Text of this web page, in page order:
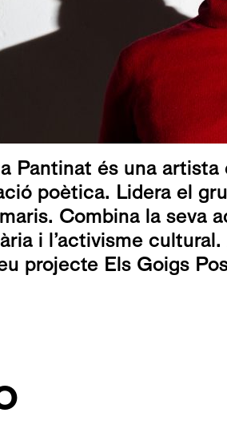
Pantinat és una
poètica. Lidera el
Combina la seva
i l’activisme
projecte Els Goigs